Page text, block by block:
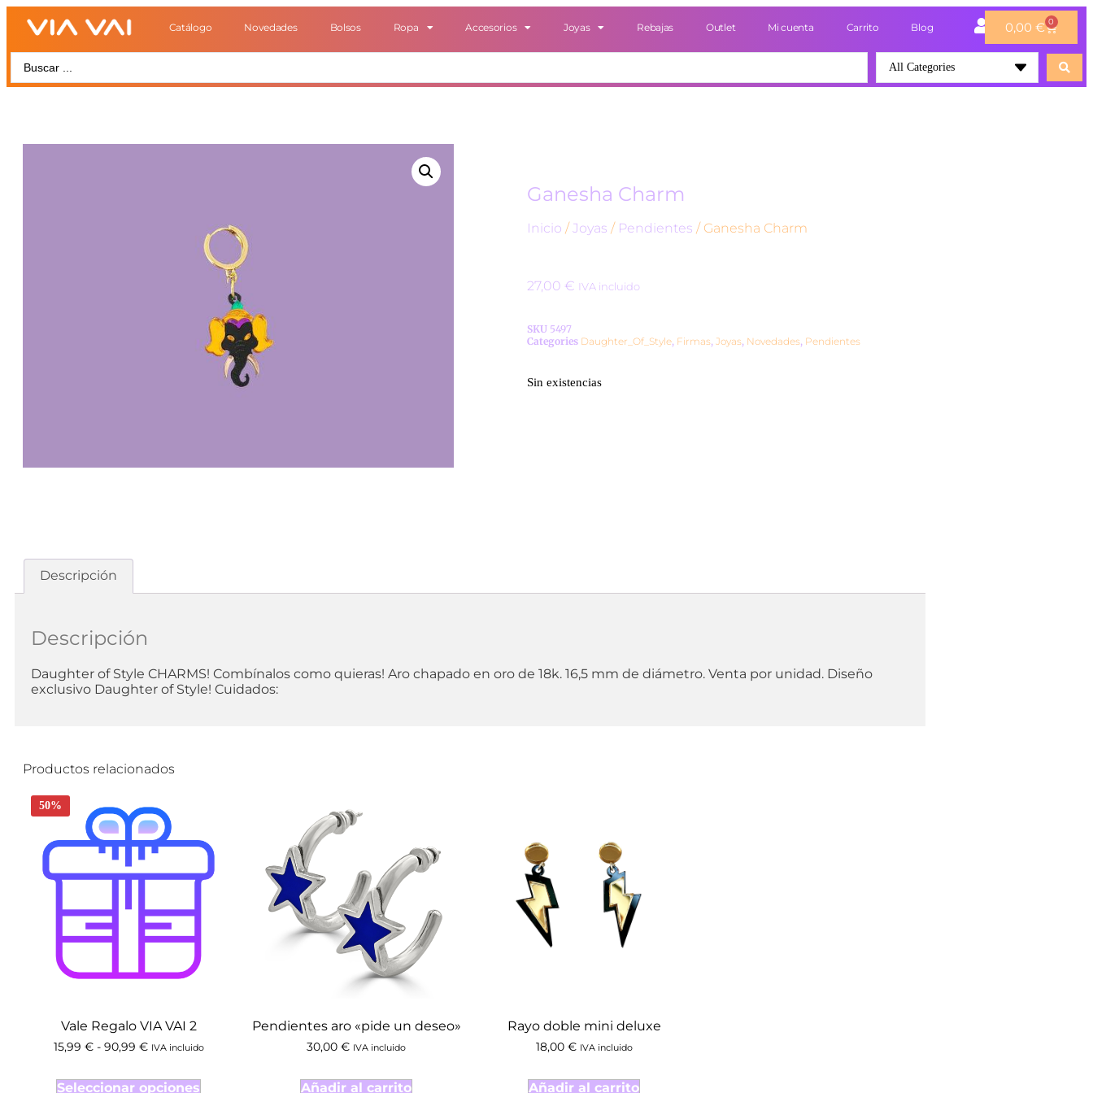
Catálogo Novedades Bolsos Ropa Accesorios Joyas Rebajas Outlet Mi cuenta Carrito Blog 0,00 € 0
All Categories
Ganesha Charm
Inicio /Joyas / Pendientes / Ganesha Charm
27,00 € IVA incluido
SKU 5497
Categories Daughter_Of_Style, Firmas, Joyas, Novedades, Pendientes
Sin existencias
Descripción
Descripción
Daughter of Style CHARMS! Combínalos como quieras! Aro chapado en oro de 18k. 16,5 mm de diámetro. Venta por unidad. Diseño
exclusivo Daughter of Style! Cuidados:
Productos relacionados
50%
Vale Regalo VIA VAI 2
15,99 € - 90,99 € IVA incluido
Seleccionar opciones
Pendientes aro «pide un deseo»
30,00 € IVA incluido
Añadir al carrito
Rayo doble mini deluxe
18,00 € IVA incluido
Añadir al carrito